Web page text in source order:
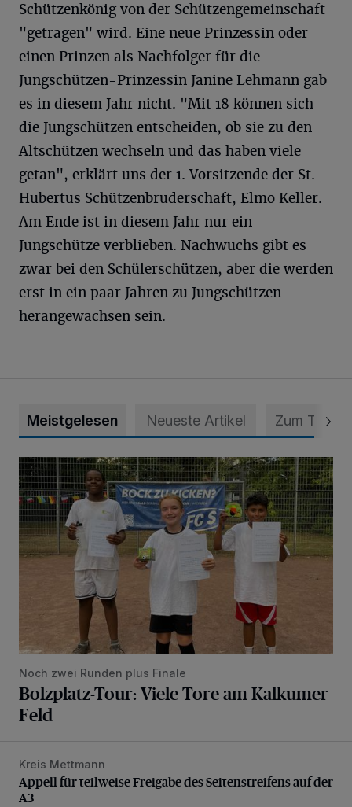
Schützenkönig von der Schützengemeinschaft
"getragen" wird. Eine neue Prinzessin oder
einen Prinzen als Nachfolger für die
Jungschützen-Prinzessin Janine Lehmann gab
es in diesem Jahr nicht. "Mit 18 können sich
die Jungschützen entscheiden, ob sie zu den
Altschützen wechseln und das haben viele
getan", erklärt uns der 1. Vorsitzende der St.
Hubertus Schützenbruderschaft, Elmo Keller.
Am Ende ist in diesem Jahr nur ein
Jungschütze verblieben. Nachwuchs gibt es
zwar bei den Schülerschützen, aber die werden
erst in ein paar Jahren zu Jungschützen
herangewachsen sein.
Meistgelesen Neueste Artikel Zum Thema
Bolzplatz-Tour: Viele Tore am Kalkumer Feld
Noch zwei Runden plus Finale
Bolzplatz-Tour: Viele Tore am Kalkumer
Feld
Appell für teilweise Freigabe des Seitenstreifens auf der A3
Kreis Mettmann
Appell für teilweise Freigabe des Seitenstreifens auf der
A3